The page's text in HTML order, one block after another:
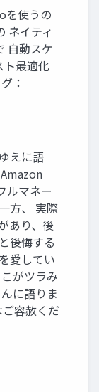
を使うの
ネイティ
自動スケ
ト最適化
：
えに語
ルマネー
方、 実際
あり、後
後悔する
愛してい
がツラみ
に語りま
容赦くだ